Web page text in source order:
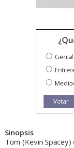
Genial
Votar
Sinopsis
Tom (Kevin